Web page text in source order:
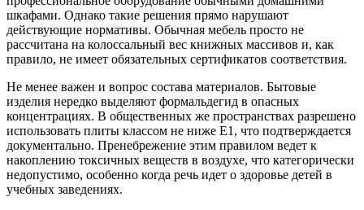
шкафами. Однако такие решения прямо нарушают
действующие нормативы. Обычная мебель просто не
рассчитана на колоссальный вес книжных массивов и, как
правило, не имеет обязательных сертификатов соответствия.
Не менее важен и вопрос состава материалов. Бытовые
изделия нередко выделяют формальдегид в опасных
концентрациях. В общественных же пространствах разрешено
использовать плиты классом не ниже E1, что подтверждается
документально. Пренебрежение этим правилом ведет к
накоплению токсичных веществ в воздухе, что категорически
недопустимо, особенно когда речь идет о здоровье детей в
учебных заведениях.